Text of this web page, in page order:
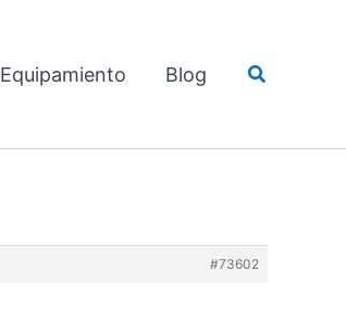
Equipamiento Blog Buscar
#73602